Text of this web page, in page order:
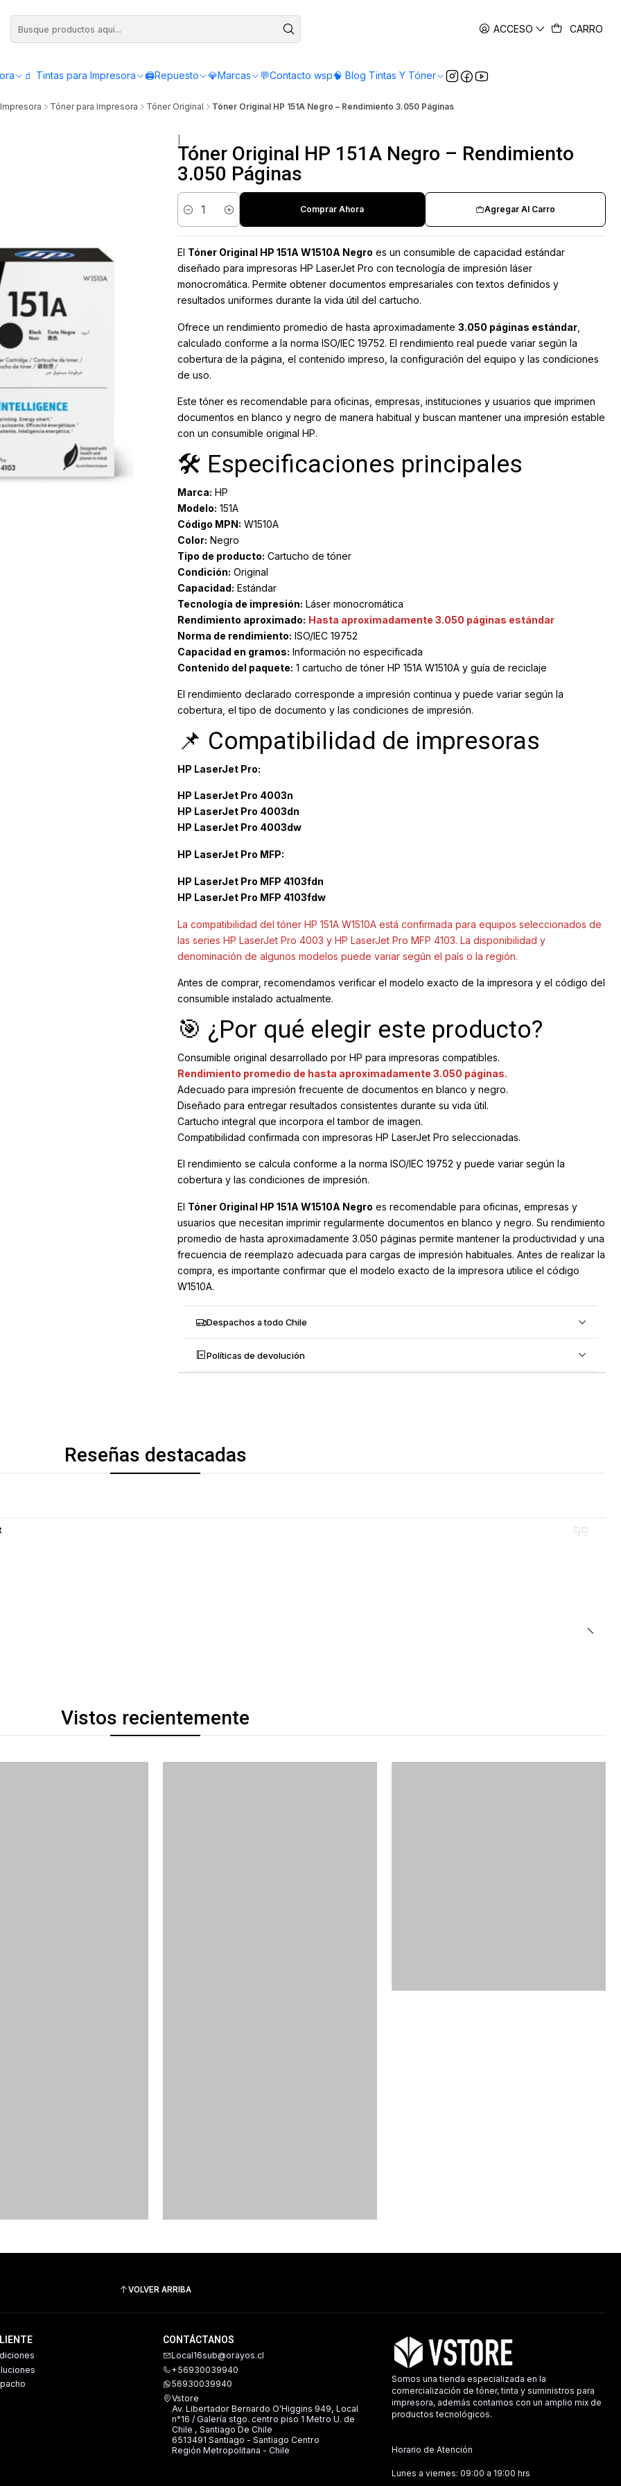
ACCESO CARRO
🧃 Tintas para Impresora 🖨️Repuesto 💎Marcas 💬Contacto wsp🧠 Blog Tintas Y Tóner
Compra antes de las 12:00 y recibe el mismo día - Servicio de Lunes a Viernes
Tóner para Impresora Tóner Original Tóner Original HP 151A Negro – Rendimiento 3.050 Páginas
Tóner Original HP 151A Negro – Rendimiento
3.050 Páginas
Cantidad
Agregar Al Carro
Comprar Ahora
El Tóner Original HP 151A W1510A Negro es un consumible de capacidad estándar
diseñado para impresoras HP LaserJet Pro con tecnología de impresión láser
monocromática. Permite obtener documentos empresariales con textos definidos y
resultados uniformes durante la vida útil del cartucho.
Ofrece un rendimiento promedio de hasta aproximadamente 3.050 páginas estándar,
calculado conforme a la norma ISO/IEC 19752. El rendimiento real puede variar según la
cobertura de la página, el contenido impreso, la configuración del equipo y las condiciones
de uso.
Este tóner es recomendable para oficinas, empresas, instituciones y usuarios que imprimen
documentos en blanco y negro de manera habitual y buscan mantener una impresión estable
con un consumible original HP.
🛠️ Especificaciones principales
Marca: HP
Modelo: 151A
Código MPN: W1510A
Color: Negro
Tipo de producto: Cartucho de tóner
Condición: Original
Capacidad: Estándar
Tecnología de impresión: Láser monocromática
Rendimiento aproximado: Hasta aproximadamente 3.050 páginas estándar
Norma de rendimiento: ISO/IEC 19752
Capacidad en gramos: Información no especificada
Contenido del paquete: 1 cartucho de tóner HP 151A W1510A y guía de reciclaje
El rendimiento declarado corresponde a impresión continua y puede variar según la
cobertura, el tipo de documento y las condiciones de impresión.
📌 Compatibilidad de impresoras
HP LaserJet Pro:
HP LaserJet Pro 4003n
HP LaserJet Pro 4003dn
HP LaserJet Pro 4003dw
HP LaserJet Pro MFP:
HP LaserJet Pro MFP 4103fdn
HP LaserJet Pro MFP 4103fdw
La compatibilidad del tóner HP 151A W1510A está confirmada para equipos seleccionados de
las series HP LaserJet Pro 4003 y HP LaserJet Pro MFP 4103. La disponibilidad y
denominación de algunos modelos puede variar según el país o la región.
Antes de comprar, recomendamos verificar el modelo exacto de la impresora y el código del
consumible instalado actualmente.
🎯 ¿Por qué elegir este producto?
Consumible original desarrollado por HP para impresoras compatibles.
Rendimiento promedio de hasta aproximadamente 3.050 páginas.
Adecuado para impresión frecuente de documentos en blanco y negro.
Diseñado para entregar resultados consistentes durante su vida útil.
Cartucho integral que incorpora el tambor de imagen.
Compatibilidad confirmada con impresoras HP LaserJet Pro seleccionadas.
El rendimiento se calcula conforme a la norma ISO/IEC 19752 y puede variar según la
cobertura y las condiciones de impresión.
El Tóner Original HP 151A W1510A Negro es recomendable para oficinas, empresas y
usuarios que necesitan imprimir regularmente documentos en blanco y negro. Su rendimiento
promedio de hasta aproximadamente 3.050 páginas permite mantener la productividad y una
frecuencia de reemplazo adecuada para cargas de impresión habituales. Antes de realizar la
compra, es importante confirmar que el modelo exacto de la impresora utilice el código
W1510A.
Despachos a todo Chile
Políticas de devolución
Reseñas destacadas
Vistos recientemente
VOLVER ARRIBA
CONTÁCTANOS
Local16sub@orayos.cl
+56930039940
56930039940
Vstore
Av. Libertador Bernardo O'Higgins 949, Local
n°16 / Galería stgo. centro piso 1 Metro U. de
Chile , Santiago De Chile
6513491 Santiago - Santiago Centro
Región Metropolitana - Chile
Somos una tienda especializada en la
comercialización de tóner, tinta y suministros para
impresora, además contamos con un amplio mix de
productos tecnológicos.
Horario de Atención
Lunes a viernes: 09:00 a 19:00 hrs